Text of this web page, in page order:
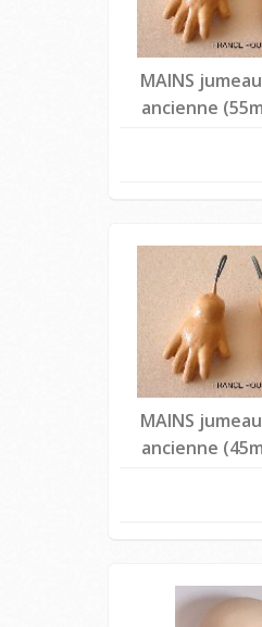
MAINS
ancienne
MAINS
ancienne